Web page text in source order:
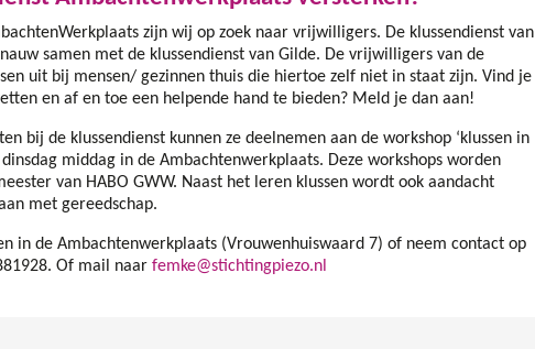
zijn wij op zoek naar vrijwilligers. De klussendienst van
samen met de klussendienst van Gilde. De vrijwilligers van de
uit bij mensen/ gezinnen thuis die hiertoe zelf niet in staat zijn. Vind je
en af en toe een helpende hand te bieden? Meld je dan aan!
bij de klussendienst kunnen ze deelnemen aan de workshop ‘klussen in
middag in de Ambachtenwerkplaats. Deze workshops worden
van HABO GWW. Naast het leren klussen wordt ook aandacht
met gereedschap.
in de Ambachtenwerkplaats (Vrouwenhuiswaard 7) of neem contact op
Of mail naar femke@stichtingpiezo.nl